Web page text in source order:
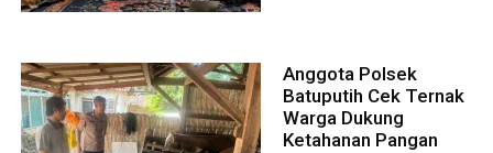
Anggota Polsek
Batuputih Cek Ternak
Warga Dukung
Ketahanan Pangan